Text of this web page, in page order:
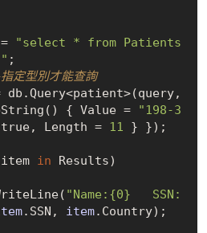
"select * from Patients
;
定型別才能查詢
{ Value =
"198-3
true, Length = 11 } });
item
in Results)
"Name:{0}   SSN:
.SSN, item.Country) ;